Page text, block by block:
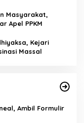
Masyarakat,
Apel PPKM
Kejari
Massal
Ambil Formulir